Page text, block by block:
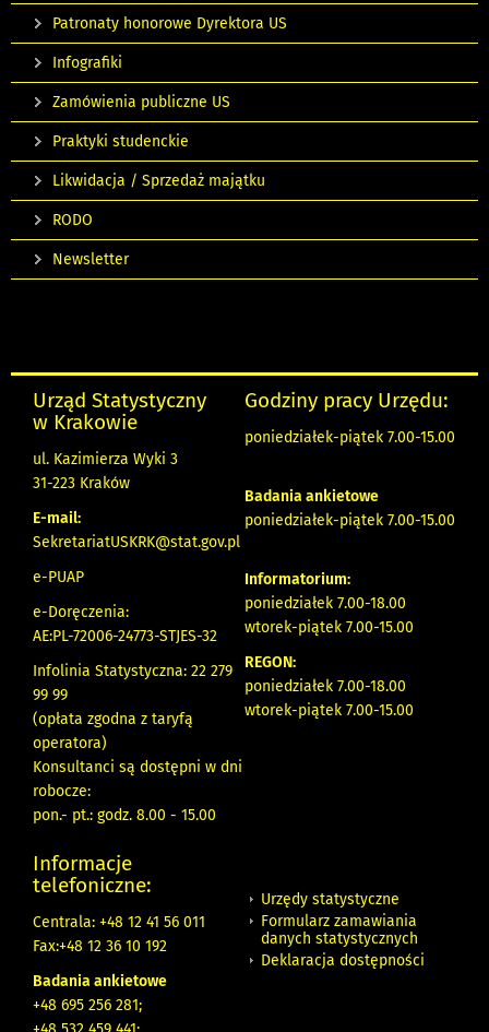
Patronaty honorowe Dyrektora US
Infografiki
Zamówienia publiczne US
Praktyki studenckie
Likwidacja / Sprzedaż majątku
RODO
Newsletter
Urząd Statystyczny
w Krakowie
ul. Kazimierza Wyki 3
31-223 Kraków
E-mail:
SekretariatUSKRK@stat.gov.pl
e-PUAP
e-Doręczenia:
AE:PL-72006-24773-STJES-32
Infolinia Statystyczna: 22 279
99 99
(opłata zgodna z taryfą
operatora)
Konsultanci są dostępni w dni
robocze:
pon.- pt.: godz. 8.00 - 15.00
Godziny pracy Urzędu:
poniedziałek-piątek 7.00-15.00
Badania ankietowe
poniedziałek-piątek 7.00-15.00
Informatorium:
poniedziałek 7.00-18.00
wtorek-piątek 7.00-15.00
REGON:
poniedziałek 7.00-18.00
wtorek-piątek 7.00-15.00
Informacje
telefoniczne:
Centrala: +48 12 41 56 011
Fax:+48 12 36 10 192
Badania ankietowe
+48 695 256 281;
Urzędy statystyczne
Formularz zamawiania
danych statystycznych
Deklaracja dostępności